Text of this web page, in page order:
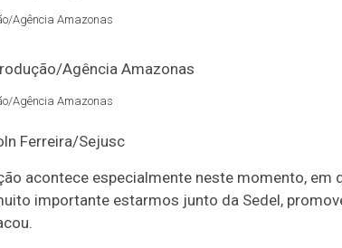
Agência Amazonas
Agência Amazonas
Ferreira/Sejusc
acontece especialmente neste momento,
importante estarmos junto da Sedel,